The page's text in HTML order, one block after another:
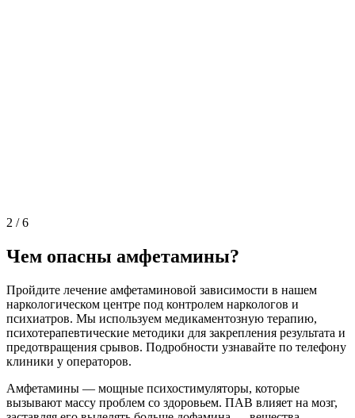
2 /6
Чем опасны амфетамины?
Пройдите лечение амфетаминовой зависимости в нашем
наркологическом центре под контролем наркологов и
психиатров. Мы используем медикаментозную терапию,
психотерапевтические методики для закрепления результата и
предотвращения срывов. Подробности узнавайте по телефону
клиники у операторов.
Амфетамины — мощные психостимуляторы, которые
вызывают массу проблем со здоровьем. ПАВ влияет на мозг,